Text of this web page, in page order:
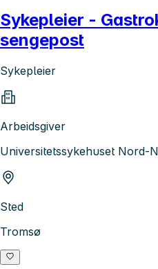
Sykepleier -
sengepost
Sykepleier
Arbeidsgiver
Universitetssykehuset Nord-
Sted
Tromsø